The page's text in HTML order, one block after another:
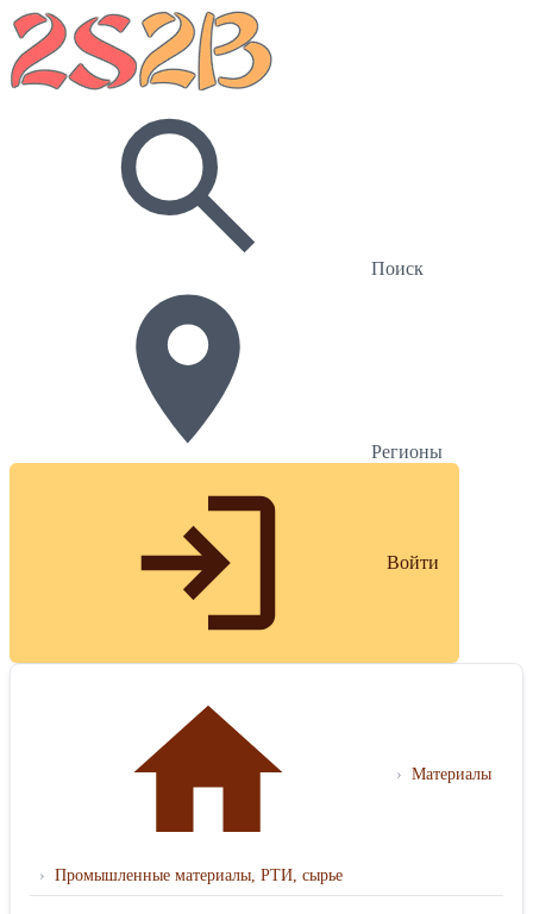
Поиск
Регионы
Войти
› Материалы
› Промышленные материалы, РТИ, сырье